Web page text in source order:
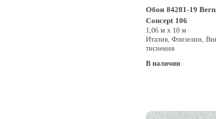
Обои 84281-19
Concept 106
1,06 м х 10 м
Италия, Флизелин,
тиснения
В наличии